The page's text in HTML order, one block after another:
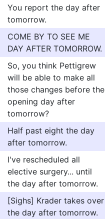
You report the day after
tomorrow.
COME BY TO SEE ME
DAY AFTER TOMORROW.
So, you think Pettigrew
will be able to make all
those changes before the
opening day after
tomorrow?
Half past eight the day
after tomorrow.
I've rescheduled all
elective surgery... until
the day after tomorrow.
[Sighs] Krader takes over
the day after tomorrow.